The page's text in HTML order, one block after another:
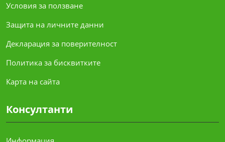
Условия за ползване
Защита на личните данни
Декларация за поверителност
Политика за бисквитките
Карта на сайта
Консултанти